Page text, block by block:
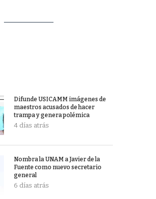
Difunde USICAMM imágenes de
maestros acusados de hacer
trampa y genera polémica
4 días atrás
Nombra la UNAM a Javier de la
Fuente como nuevo secretario
general
6 días atrás